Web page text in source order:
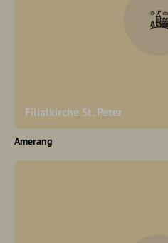
Filialkirche St. Peter
Amerang